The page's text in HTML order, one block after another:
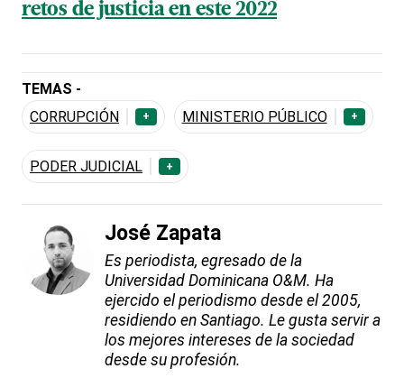
retos de justicia en este 2022
TEMAS -
CORRUPCIÓN
+ MINISTERIO PÚBLICO +
PODER JUDICIAL +
José Zapata
Es periodista, egresado de la
Universidad Dominicana O&M. Ha
ejercido el periodismo desde el 2005,
residiendo en Santiago. Le gusta servir a
los mejores intereses de la sociedad
desde su profesión.